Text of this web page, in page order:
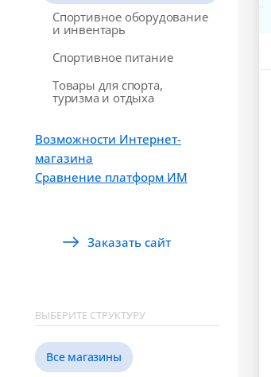
Спортивное оборудование
и инвентарь
Спортивное питание
Товары для спорта,
туризма и отдыха
Возможности Интернет-
магазина
Сравнение платформ ИМ
Заказать сайт
ВЫБЕРИТЕ СТРУКТУРУ
Все магазины